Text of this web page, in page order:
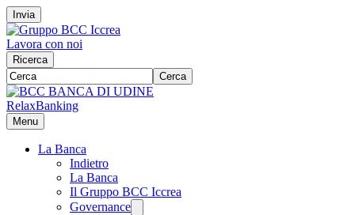
Invia
Lavora con noi
Ricerca
Cerca
RelaxBanking
Menu
La Banca
Indietro
La Banca
Il Gruppo BCC Iccrea
Governance